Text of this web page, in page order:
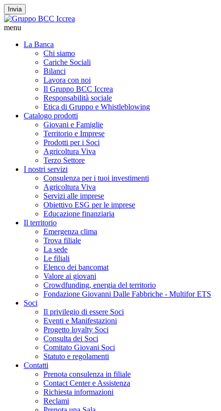
Invia
menu
La Banca
Chi siamo
Cariche Sociali
Bilanci
Lavora con noi
Il Gruppo BCC Iccrea
Responsabilità sociale
Etica di Gruppo e Whistleblowing
Catalogo prodotti
Giovani e Famiglie
Territorio e Imprese
Prodotti per i Soci
Agricoltura Viva
Terzo Settore
I nostri servizi
Consulenza per i tuoi investimenti
Agricoltura Viva
Servizi alle imprese
Obiettivo ESG per le imprese
Educazione finanziaria
Il territorio
Emergenza clima
Trova filiale
La sede
Le filiali
Elenco dei bancomat
Valore ai giovani
Crowdfunding, energia del territorio
Fondazione Giovanni Dalle Fabbriche - Multifor ETS
Soci
Il privilegio di essere Soci
Eventi e Manifestazioni
Progetto loyalty Soci
Consulta dei Soci
Comitato Giovani Soci
Statuto e regolamenti
Contatti
Prenota consulenza in filiale
Contact Center e Assistenza
Richiesta informazioni
Reclami